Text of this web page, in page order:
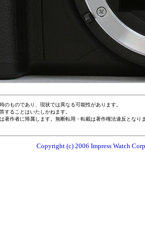
のものであり、現状では異なる可能性があります。
することはいたしかねます。
著作者に帰属します。無断転用・転載は著作権法違反とな
Copyright (c) 2006 Impress Watch